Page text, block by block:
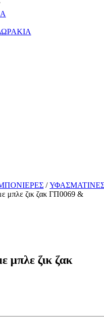
/
μπλε ζικ ζακ ΓΠ0069 &
μπλε ζικ ζακ